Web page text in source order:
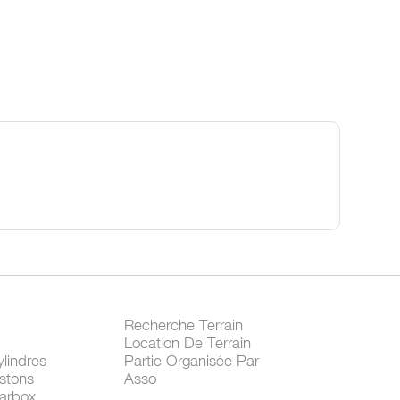
Recherche Terrain
Location De Terrain
Partie Organisée Par
Asso